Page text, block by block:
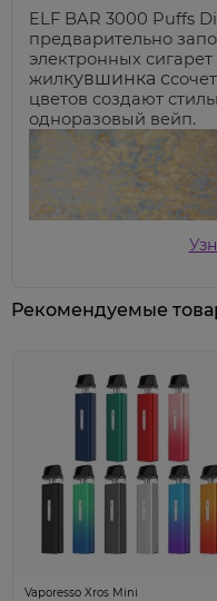
ELF BAR 3000 Puffs
предварительно
электронных
жилкувшинка с
цветов создают
одноразовый вейп.
Несмотря на м
предварительно
сигарета Elf Bar
BC3000, вы можете
жидкостейа , так как
Рекомендуемые
Vaporesso Xros Mini